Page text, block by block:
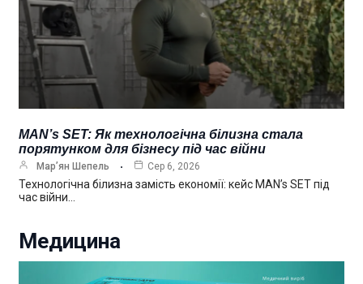
MAN’s SET: Як технологічна білизна стала
порятунком для бізнесу під час війни
Мар’ян Шепель Сер 6, 2026
Технологічна білизна замість економії: кейс MAN’s SET під
час війни…
Медицина